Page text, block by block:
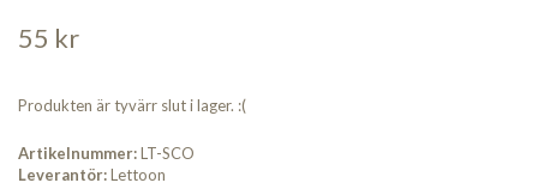
55 kr
Produkten är tyvärr slut i lager. :(
Artikelnummer:LT-SCO
Leverantör:Lettoon